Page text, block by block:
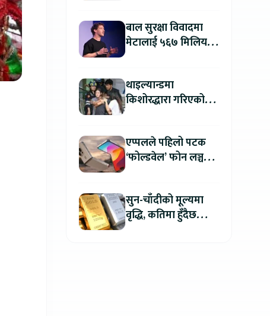
बाल सुरक्षा विवादमा
मेटालाई ५६७ मिलियन
थाइल्यान्डमा
किशोरद्धारा गरिएको
एप्पलले पहिलो पटक
‘फोल्डवेल’ फोन लञ्च
सुन-चाँदीको मूल्यमा
वृद्धि, कतिमा हुँदैछ